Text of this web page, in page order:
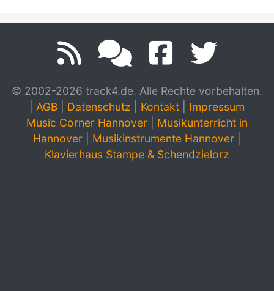
© 2002-2026 track4.de. Alle Rechte vorbehalten.
AGB Datenschutz Kontakt
Impressum
Music Corner Hannover
Musikunterricht in
Hannover
Musikinstrumente Hannover
Klavierhaus Stampe & Schendzielorz